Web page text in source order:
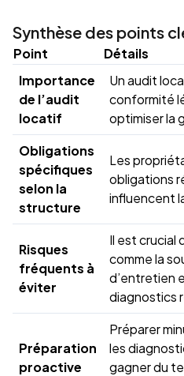
Synthèse des points
Point
Détails
Importance
de l’audit
locatif
Un audit
conformité
optimiser la
Obligations
spécifiques
selon la
structure
Les
obligations
influencent
Risques
fréquents à
éviter
Il est crucial
comme la
d’entretien
diagnostics
Préparation
proactive
Préparer
les
gagner du